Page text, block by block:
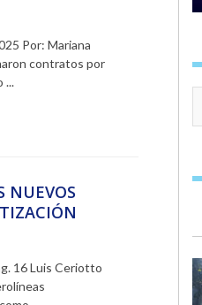
Por: Mariana
contratos por
...
NUEVOS
16 Luis Ceriotto